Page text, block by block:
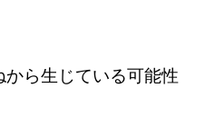
ら生じている可能性